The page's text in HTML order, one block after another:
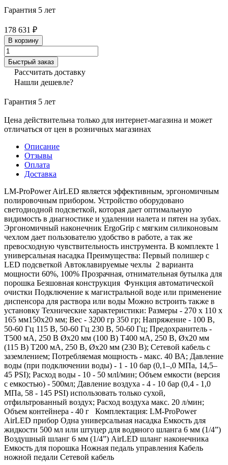
Гарантия 5 лет
178 631 ₽
В корзину
Быстрый заказ
Рассчитать доставку
Нашли дешевле?
Гарантия 5 лет
Цена действительна только для интернет-магазина и может
отличаться от цен в розничных магазинах
Описание
Отзывы
Оплата
Доставка
LM-ProPower AirLED является эффективным, эргономичным
полировочным прибором. Устройство оборудовано
светодиодной подсветкой, которая дает оптимальную
видимость в диагностике и удалении налета и пятен на зубах.
Эргономичный наконечник ErgoGrip с мягким силиконовым
чехлом дает пользователю удобство в работе, а так же
превосходную чувствительность инструмента. В комплекте 1
универсальная насадка Преимущества: Первый полишер с
LED подсветкой Автоклавируемые чехлы 2 варианта
мощности 60%, 100% Прозрачная, отнимательная бутылка для
порошка Безшовная конструкция Функция автоматической
очистки Подключение к магистральной воде или применение
диспенсора для раствора или воды Можно встроить также в
установку Технические характеристики: Размеры - 270 x 110 x
165 мм150х20 мм; Вес - 3200 гр 350 гр; Напряжение - 100 В,
50-60 Гц 115 В, 50-60 Гц 230 В, 50-60 Гц; Предохранитель -
T500 мА, 250 В Øx20 мм (100 В) T400 мА, 250 В, Øx20 мм
(115 В) T200 мА, 250 В, Øx20 мм (230 В); Сетевой кабель с
заземлением; Потребляемая мощность - макс. 40 ВА; Давление
воды (при подключении воды) - 1 - 10 бар (0,1–,0 МПа, 14,5–
45 PSI); Расход воды - 10 - 50 млl/мин; Объем емкости (версия
с емкостью) - 500мл; Давление воздуха - 4 - 10 бар (0,4 - 1,0
МПа, 58 - 145 PSI) использовать только сухой,
отфильтрованный воздух; Расход воздуха макс. 20 л/мин;
Объем контейнера - 40 г Комплектация: LM-ProPower
AirLED прибор Одна универсальная насадка Емкость для
жидкости 500 мл или штуцер для водяного шланга 6 мм (1/4”)
Воздушный шланг 6 мм (1/4”) AirLED шланг наконечника
Емкость для порошка Ножная педаль управления Кабель
ножной педали Сетевой кабель